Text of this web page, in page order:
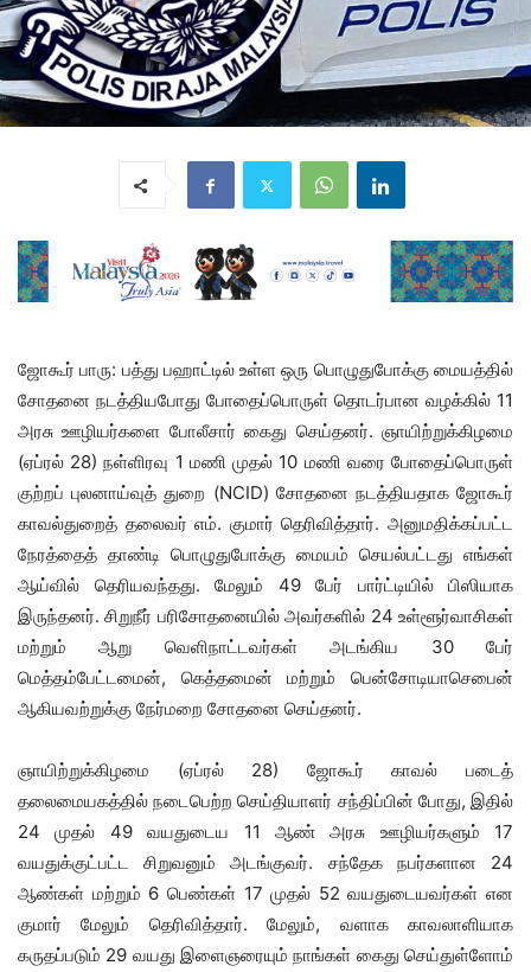
ஜோகூர் பாரு: பத்து பஹாட்டில் உள்ள ஒரு பொழுதுபோக்கு மையத்தில்
சோதனை நடத்தியபோது போதைப்பொருள் தொடர்பான வழக்கில் 11
அரசு ஊழியர்களை போலீசார் கைது செய்தனர். ஞாயிற்றுக்கிழமை
(ஏப்ரல் 28) நள்ளிரவு 1 மணி முதல் 10 மணி வரை போதைப்பொருள்
குற்றப் புலனாய்வுத் துறை (NCID) சோதனை நடத்தியதாக ஜோகூர்
காவல்துறைத் தலைவர் எம். குமார் தெரிவித்தார். அனுமதிக்கப்பட்ட
நேரத்தைத் தாண்டி பொழுதுபோக்கு மையம் செயல்பட்டது எங்கள்
ஆய்வில் தெரியவந்தது. மேலும் 49 பேர் பார்ட்டியில் பிஸியாக
இருந்தனர். சிறுநீர் பரிசோதனையில் அவர்களில் 24 உள்ளூர்வாசிகள்
மற்றும் ஆறு வெளிநாட்டவர்கள் அடங்கிய 30 பேர்
மெத்தம்பேட்டமைன், கெத்தமைன் மற்றும் பென்சோடியாசெபைன்
ஆகியவற்றுக்கு நேர்மறை சோதனை செய்தனர்.
ஞாயிற்றுக்கிழமை (ஏப்ரல் 28) ஜோகூர் காவல் படைத்
தலைமையகத்தில் நடைபெற்ற செய்தியாளர் சந்திப்பின் போது, இதில்
24 முதல் 49 வயதுடைய 11 ஆண் அரசு ஊழியர்களும் 17
வயதுக்குட்பட்ட சிறுவனும் அடங்குவர். சந்தேக நபர்களான 24
ஆண்கள் மற்றும் 6 பெண்கள் 17 முதல் 52 வயதுடையவர்கள் என
குமார் மேலும் தெரிவித்தார். மேலும், வளாக காவலாளியாக
கருதப்படும் 29 வயது இளைஞரையும் நாங்கள் கைது செய்துள்ளோம்